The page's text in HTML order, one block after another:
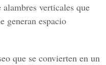
verticales que
generan espacio
que se convierten en un